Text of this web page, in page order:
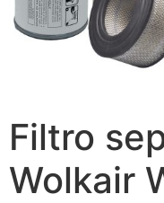
Filtro
Wolkair